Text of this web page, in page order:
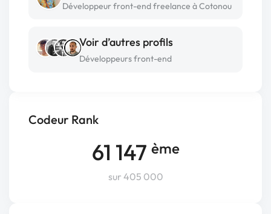
Codeur Rank
61 147 ème
sur 405 000
Développeur front-end freelance à Cotonou
Voir d’autres profils
Développeurs front-end